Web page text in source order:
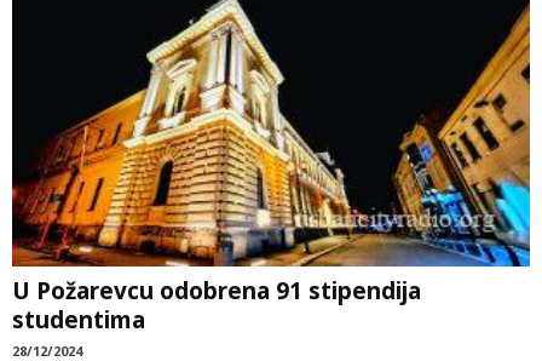
U Požarevcu odobrena 91 stipendija
studentima
28/12/2024